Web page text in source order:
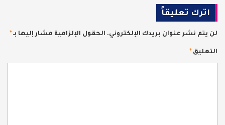
اترك تعليقاً
لن يتم نشر عنوان بريدك الإلكتروني. الحقول الإلزامية مشار إليها بـ*
التعليق*